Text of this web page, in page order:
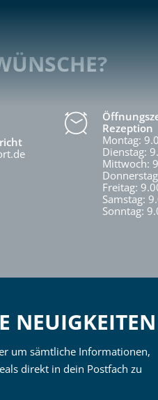
Rezeption
Montag:
Dienstag:
Mittwoch:
Freitag:
Samstag:
Sonntag:
um sämtliche Informationen,
direkt in dein Postfach zu